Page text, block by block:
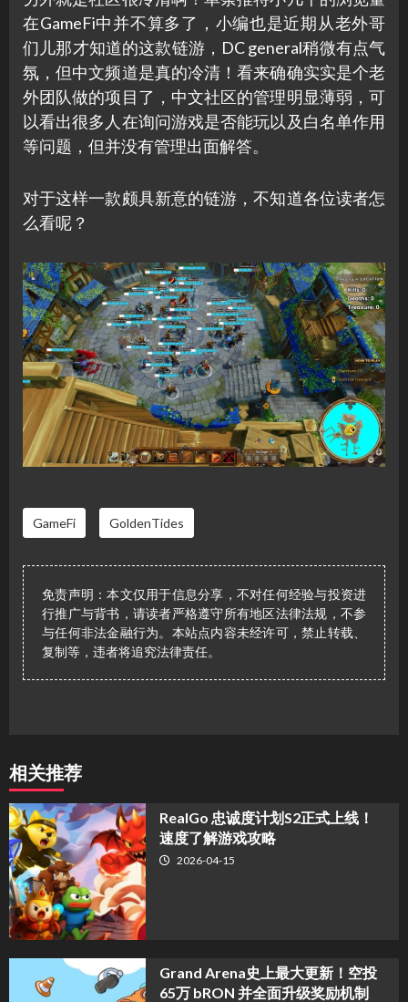
在GameFi中并不算多了，小编也是近期从老外哥
们儿那才知道的这款链游，DC general稍微有点气
氛，但中文频道是真的冷清！看来确确实实是个老
外团队做的项目了，中文社区的管理明显薄弱，可
以看出很多人在询问游戏是否能玩以及白名单作用
等问题，但并没有管理出面解答。
对于这样一款颇具新意的链游，不知道各位读者怎
么看呢？
GameFi GoldenTides
免责声明：本文仅用于信息分享，不对任何经验与投资进
行推广与背书，请读者严格遵守所有地区法律法规，不参
与任何非法金融行为。本站点内容未经许可，禁止转载、
复制等，违者将追究法律责任。
相关推荐
​RealGo 忠诚度计划S2正式上线！
速度了解游戏攻略
2026-04-15
Grand Arena史上最大更新！空投
65万 bRON 并全面升级奖励机制